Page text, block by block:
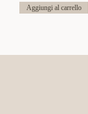
Aggiungi al carrello